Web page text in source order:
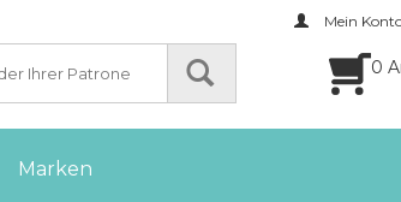
Mein
0
Marken